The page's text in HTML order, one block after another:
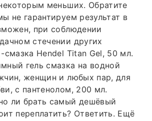
меньших. Обратите
не гарантируем результат в
при соблюдении
стечении других
смазка Hendel Titan Gel, 50 мл.
гель смазка на водной
женщин и любых пар, для
с пантенолом, 200 мл.
ли брать самый дешёвый
переплатить? Ответить. Ещё